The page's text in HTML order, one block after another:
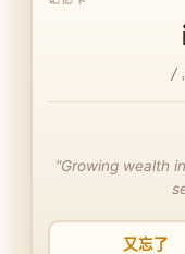
/
"Growing wealth
又忘了